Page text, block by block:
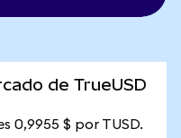
de TrueUSD
0,9955 $ por TUSD.